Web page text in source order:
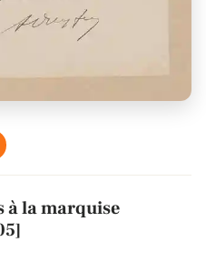
à la marquise